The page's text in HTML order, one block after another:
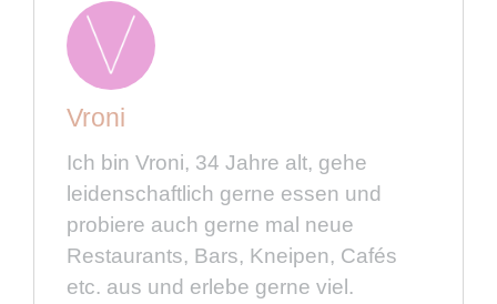
Vroni
Ich bin Vroni, 34 Jahre alt, gehe
leidenschaftlich gerne essen und
probiere auch gerne mal neue
Restaurants, Bars, Kneipen, Cafés
etc. aus und erlebe gerne viel.